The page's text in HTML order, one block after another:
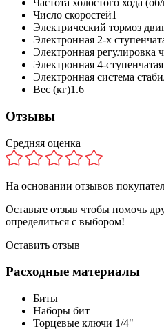
Частота холостого хода
Число скоростей1
Электрический тормоз
Электронная 2-х
Электронная регулировка
Электронная 4-
Электронная система
Вес (кг)1.6
Отзывы
Средняя оценка
На основании отзывов
Оставьте отзыв чтобы помочь
определиться с выбором!
Оставить отзыв
Расходные материалы
Биты
Наборы бит
Торцевые ключи 1/4"